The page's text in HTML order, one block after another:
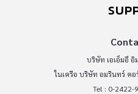
บริษัท เอเอ็มอี
ในเครือ บริษัท อมรินทร์ ค
Tel : 0-2422-